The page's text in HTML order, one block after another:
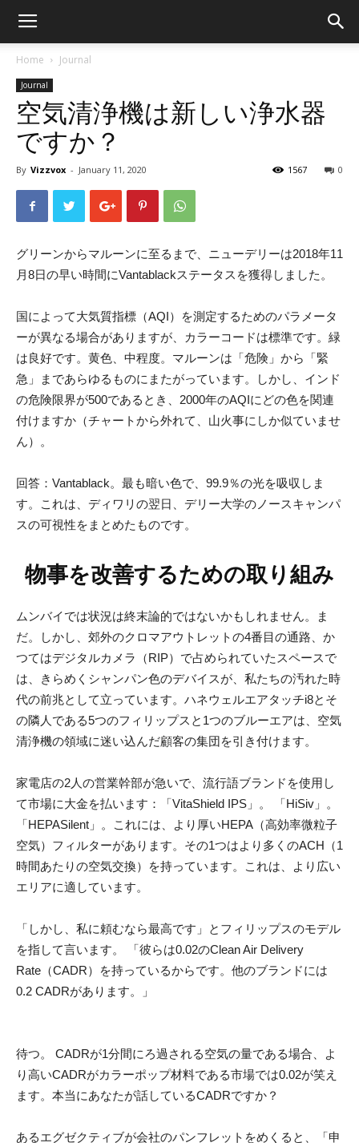
Home Journal
Journal
空気清浄機は新しい浄水器
ですか？
By Vizzvox - January 11, 2020 0
1567
グリーンからマルーンに至るまで、ニューデリーは2018年11
月8日の早い時間にVantablackステータスを獲得しました。
国によって大気質指標（AQI）を測定するためのパラメータ
ーが異なる場合がありますが、カラーコードは標準です。緑
は良好です。黄色、中程度。マルーンは「危険」から「緊
急」まであらゆるものにまたがっています。しかし、インド
の危険限界が500であるとき、2000年のAQIにどの色を関連
付けますか（チャートから外れて、山火事にしか似ていませ
ん）。
回答：Vantablack。最も暗い色で、99.9％の光を吸収しま
す。これは、ディワリの翌日、デリー大学のノースキャンパ
スの可視性をまとめたものです。
物事を改善するための取り組み
ムンバイでは状況は終末論的ではないかもしれません。ま
だ。しかし、郊外のクロマアウトレットの4番目の通路、か
つてはデジタルカメラ（RIP）で占められていたスペースで
は、きらめくシャンパン色のデバイスが、私たちの汚れた時
代の前兆として立っています。ハネウェルエアタッチi8とそ
の隣人である5つのフィリップスと1つのブルーエアは、空気
清浄機の領域に迷い込んだ顧客の集団を引き付けます。
家電店の2人の営業幹部が急いで、流行語ブランドを使用し
て市場に大金を払います：「VitaShield IPS」。 「HiSiv」。
「HEPASilent」。これには、より厚いHEPA（高効率微粒子
空気）フィルターがあります。その1つはより多くのACH（1
時間あたりの空気交換）を持っています。これは、より広い
エリアに適しています。
「しかし、私に頼むなら最高です」とフィリップスのモデル
を指して言います。 「彼らは0.02のClean Air Delivery
Rate（CADR）を持っているからです。他のブランドには
0.2 CADRがあります。」
待つ。 CADRが1分間にろ過される空気の量である場合、よ
り高いCADRがカラーポップ材料である市場では0.02が笑え
ます。本当にあなたが話しているCADRですか？
あるエグゼクティブが会社のパンフレットをめくると、「申